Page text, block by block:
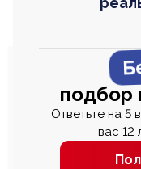
подбор
Ответьте на 5
вас 12